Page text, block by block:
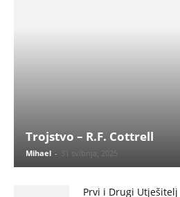
Trojstvo – R.F. Cottrell
Mihael - 31 svibnja, 2025
Prvi i Drugi Utješitelj